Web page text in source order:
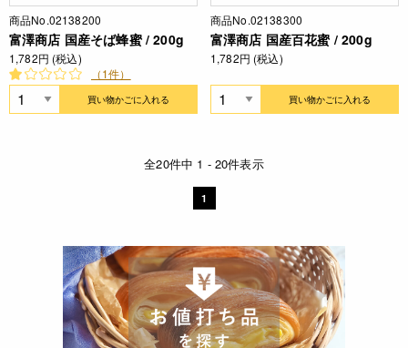
商品No.02138200
富澤商店 国産そば蜂蜜 / 200g
1,782円 (税込)
（1件）
買い物かごに入れる
商品No.02138300
富澤商店 国産百花蜜 / 200g
1,782円 (税込)
買い物かごに入れる
全20件中 1 - 20件表示
1